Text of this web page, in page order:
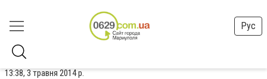
Рус
13:38, 3 травня 2014 р.